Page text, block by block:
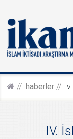
haberler
IV.